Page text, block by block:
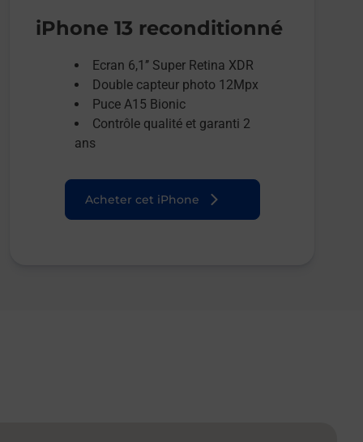
iPhone 13 reconditionné
Ecran 6,1’’ Super Retina XDR
Double capteur photo 12Mpx
Puce A15 Bionic
Contrôle qualité et garanti 2
ans
Acheter cet iPhone